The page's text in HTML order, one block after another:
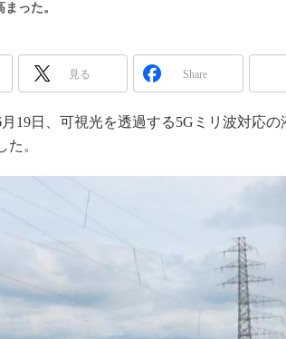
EdgeTech+
日本ものづくりワールド
AUTOMOTIVE WORLD
ISO26262
3Dプリンタ
製造業ビッグデータ
メイドインジャパン
った。
見る Share
19日、可視光を透過する5Gミリ波対応の
。